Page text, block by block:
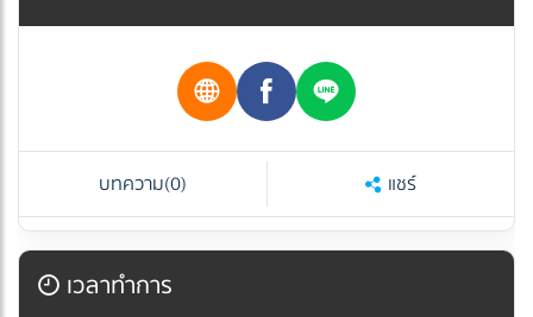
บทความ(0) แชร์
เวลาทำการ